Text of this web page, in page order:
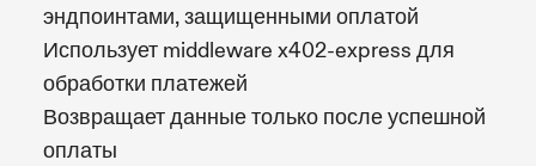
эндпоинтами, защищенными оплатой
Использует middleware x402-express для
обработки платежей
Возвращает данные только после успешной
оплаты